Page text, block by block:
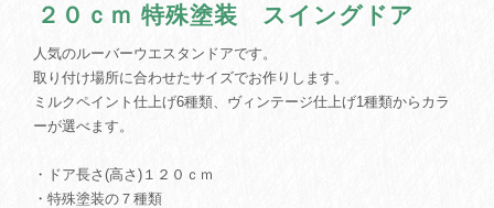
２０ｃｍ 特殊塗装 スイングドア
人気のルーバーウエスタンドアです。
取り付け場所に合わせたサイズでお作りします。
ミルクペイント仕上げ6種類、ヴィンテージ仕上げ1種類からカラ
ーが選べます。
・ドア長さ(高さ)１２０ｃｍ
・特殊塗装の７種類